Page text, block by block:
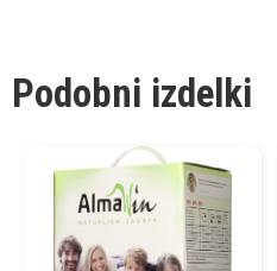
Podobni izdelki